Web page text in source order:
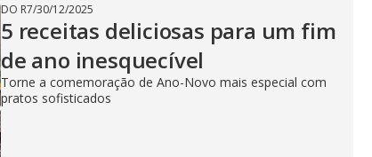
DO R7/30/12/2025
5 receitas deliciosas para um fim
de ano inesquecível
Torne a comemoração de Ano-Novo mais especial com
pratos sofisticados